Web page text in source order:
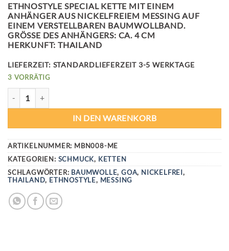
ETHNOSTYLE SPECIAL KETTE MIT EINEM
ANHÄNGER AUS NICKELFREIEM MESSING AUF
EINEM VERSTELLBAREN BAUMWOLLBAND.
GRÖSSE DES ANHÄNGERS: CA. 4 CM
HERKUNFT: THAILAND
LIEFERZEIT: STANDARDLIEFERZEIT 3-5 WERKTAGE
3 VORRÄTIG
IN DEN WARENKORB
ARTIKELNUMMER: MBN008-ME
KATEGORIEN: SCHMUCK, KETTEN
SCHLAGWÖRTER: BAUMWOLLE,GOA, NICKELFREI,
THAILAND, ETHNOSTYLE, MESSING